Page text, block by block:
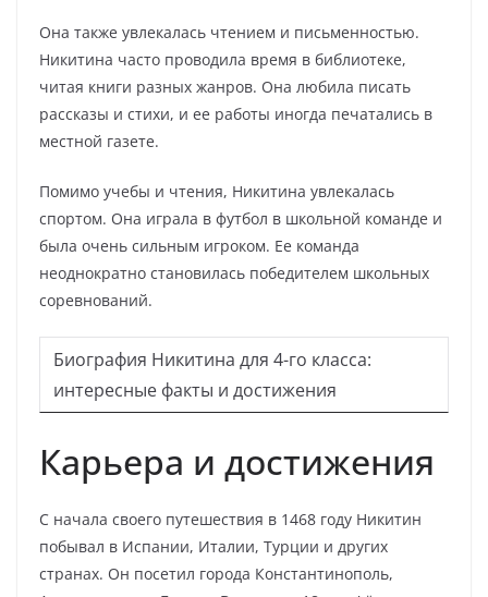
Она также увлекалась чтением и письменностью.
Никитина часто проводила время в библиотеке,
читая книги разных жанров. Она любила писать
рассказы и стихи, и ее работы иногда печатались в
местной газете.
Помимо учебы и чтения, Никитина увлекалась
спортом. Она играла в футбол в школьной команде и
была очень сильным игроком. Ее команда
неоднократно становилась победителем школьных
соревнований.
Биография Никитина для 4-го класса:
интересные факты и достижения
Карьера и достижения
С начала своего путешествия в 1468 году Никитин
побывал в Испании, Италии, Турции и других
странах. Он посетил города Константинополь,